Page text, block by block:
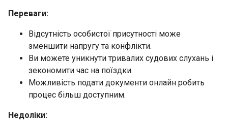
Переваги:
Відсутність особистої присутності може
зменшити напругу та конфлікти.
Ви можете уникнути тривалих судових слухань і
зекономити час на поїздки.
Можливість подати документи онлайн робить
процес більш доступним.
Недоліки: